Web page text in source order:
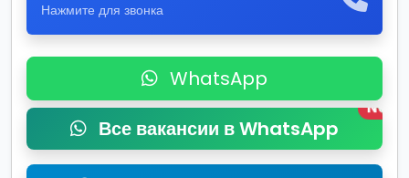
Нажмите для звонка
WhatsApp
Все вакансии в WhatsApp
New